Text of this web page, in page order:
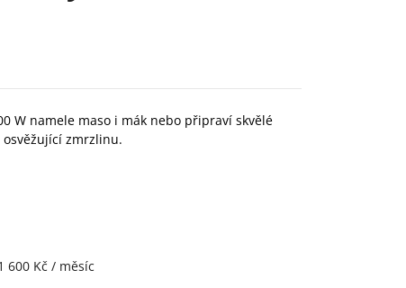
W namele maso i mák nebo připraví skvělé
zmrzlinu.
600 Kč / měsíc